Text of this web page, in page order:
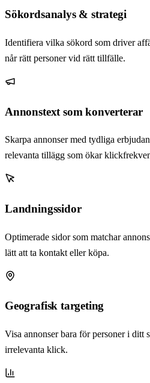
Sökordsanalys & strategi
Identifiera vilka sökord som driver
når rätt personer vid rätt tillfälle.
Annonstext som konverterar
Skarpa annonser med tydliga
relevanta tillägg som ökar
Landningssidor
Optimerade sidor som matchar
lätt att ta kontakt eller köpa.
Geografisk targeting
Visa annonser bara för personer i ditt
irrelevanta klick.